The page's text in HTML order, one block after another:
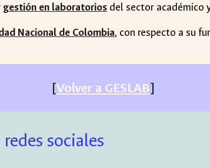
gestión en laboratorios del sector académico
Nacional de Colombia, con respecto a su
[Volver a GESLAB]
sociales